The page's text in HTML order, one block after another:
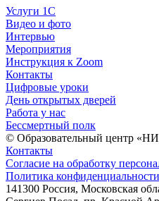
Услуги 1C
Видео и фото
Интервью
Мероприятия
Инструкция к Zoom
Контакты
Цифровые уроки
День открытых дверей
Работа у нас
Бессмертный полк
© Образовательный центр
Контакты
Согласие на обработку
Политика конфиденциальности
141300 Россия, Московская